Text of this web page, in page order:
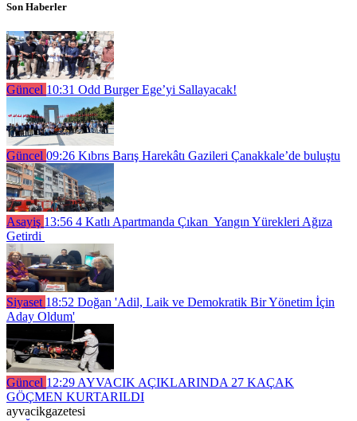
Son Haberler
Güncel 10:31 Odd Burger Ege’yi Sallayacak!
Güncel 09:26 Kıbrıs Barış Harekâtı Gazileri Çanakkale’de buluştu
Asayiş 13:56 4 Katlı Apartmanda Çıkan Yangın Yürekleri Ağıza
Getirdi
Siyaset 18:52 Doğan 'Adil, Laik ve Demokratik Bir Yönetim İçin
Aday Oldum'
Güncel 12:29 AYVACIK AÇIKLARINDA 27 KAÇAK
GÖÇMEN KURTARILDI
ayvacikgazetesi